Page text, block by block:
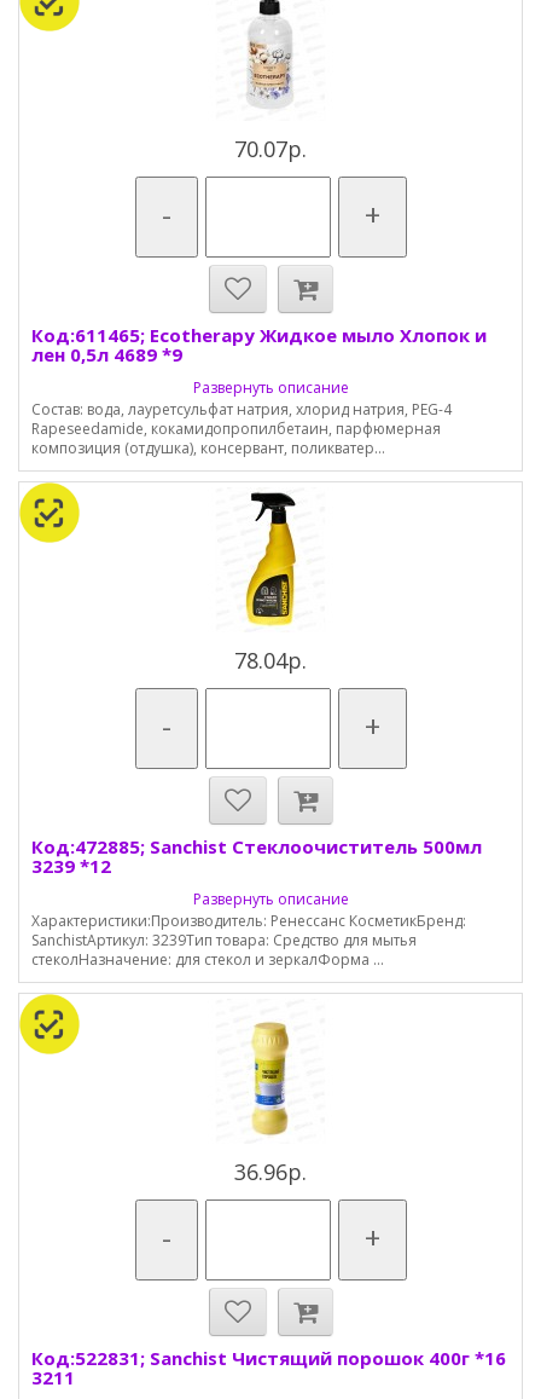
70.07р.
- +
Код:611465; Ecotherapy Жидкое мыло Хлопок и
лен 0,5л 4689 *9
Развернуть описание
Состав: вода, лауретсульфат натрия, хлорид натрия, PEG-4
Rapeseedamide, кокамидопропилбетаин, парфюмерная
композиция (отдушка), консервант, поликватер...
78.04р.
- +
Код:472885; Sanchist Стеклоочиститель 500мл
3239 *12
Развернуть описание
Характеристики:Производитель: Ренессанс КосметикБренд:
SanchistАртикул: 3239Тип товара: Средство для мытья
стеколНазначение: для стекол и зеркалФорма ...
36.96р.
- +
Код:522831; Sanchist Чистящий порошок 400г *16
3211